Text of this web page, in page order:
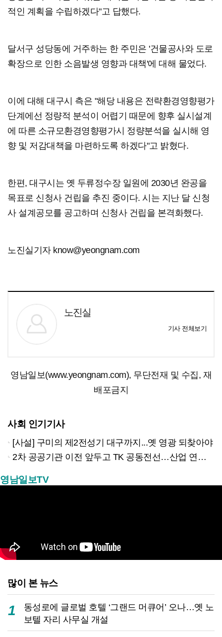
적인 계획을 수립하겠다"고 답했다.
달서구 성당동에 거주하는 한 주민은 '건물공사와 도로
확장으로 인한 소음발생 영향과 대책'에 대해 물었다.
이에 대해 대구시 측은 "해당 내용은 전략환경영향평가
단계에선 정량적 분석이 어렵기 때문에 향후 실시설계
에 따른 소규모환경영향평가시 정량분석을 실시해 영
향 및 저감대책을 마련하도록 하겠다"고 밝혔다.
한편, 대구시는 옛 두류정수장 일원에 2030년 완공을
목표로 신청사 건립을 추진 중이다. 시는 지난 달 신청
사 설계공모를 공고하며 신청사 건립을 본격화했다.
노진실기자 know@yeongnam.com
노진실
기사 전체보기
영남일보(www.yeongnam.com), 무단전재 및 수집, 재
배포금지
사회 인기기사
[사설] 구미의 제2전성기 대구까지...옛 영광 되찾아야
2차 공공기관 이전 앞두고 TK 공동전선…산업 연계형 유치 승부수
영남일보TV
많이 본 뉴스
1
동성로에 글로벌 호텔 ‘그랜드 머큐어’ 오나…옛 노
보텔 자리 사무실 개설